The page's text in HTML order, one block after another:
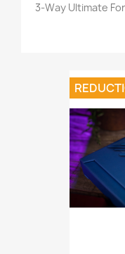
3-Way Ultimate